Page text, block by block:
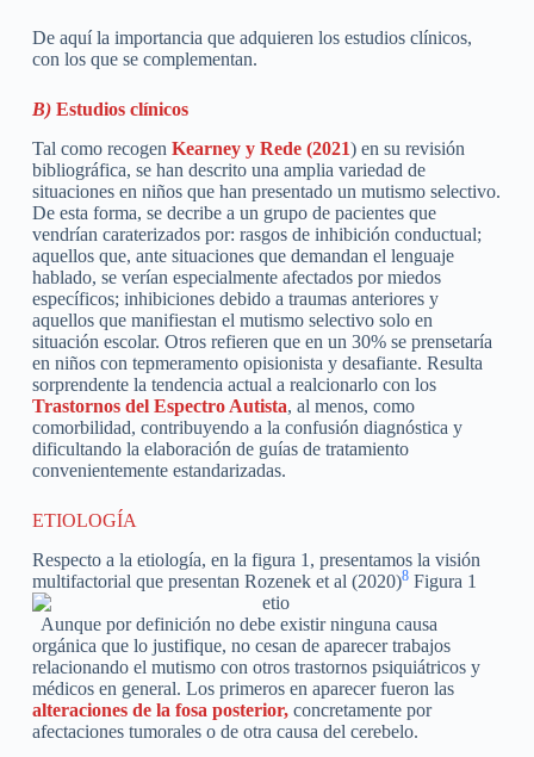
De aquí la importancia que adquieren los estudios clínicos,
con los que se complementan.
B)Estudios clínicos
Tal como recogen Kearney y Rede (2021) en su revisión
bibliográfica, se han descrito una amplia variedad de
situaciones en niños que han presentado un mutismo selectivo.
De esta forma, se decribe a un grupo de pacientes que
vendrían caraterizados por: rasgos de inhibición conductual;
aquellos que, ante situaciones que demandan el lenguaje
hablado, se verían especialmente afectados por miedos
específicos; inhibiciones debido a traumas anteriores y
aquellos que manifiestan el mutismo selectivo solo en
situación escolar. Otros refieren que en un 30% se prensetaría
en niños con tepmeramento opisionista y desafiante. Resulta
sorprendente la tendencia actual a realcionarlo con los
Trastornos del Espectro Autista, al menos, como
comorbilidad, contribuyendo a la confusión diagnóstica y
dificultando la elaboración de guías de tratamiento
convenientemente estandarizadas.
ETIOLOGÍA
Respecto a la etiología, en la figura 1, presentamos la visión
multifactorial que presentan Rozenek et al (2020)8Figura 1
Aunque por definición no debe existir ninguna causa
orgánica que lo justifique, no cesan de aparecer trabajos
relacionando el mutismo con otros trastornos psiquiátricos y
médicos en general. Los primeros en aparecer fueron las
alteraciones de la fosa posterior,concretamente por
afectaciones tumorales o de otra causa del cerebelo.